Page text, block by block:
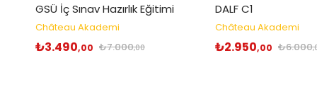
GSÜ İç Sınav Hazırlık Eğitimi
Château Akademi
₺3.490,00 ₺7.000,00
DALF C1
Château Akademi
₺2.950,00 ₺6.000